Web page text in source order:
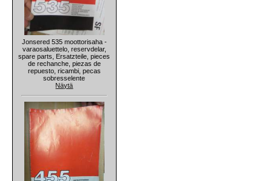
Jonsered 535 moottorisaha -
varaosaluettelo, reservdelar,
spare parts, Ersatzteile, pieces
de rechanche, piezas de
repuesto, ricambi, pecas
sobresselente
Näytä